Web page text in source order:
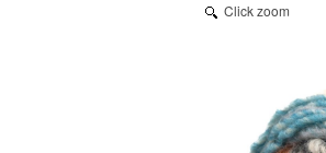
Click zoom